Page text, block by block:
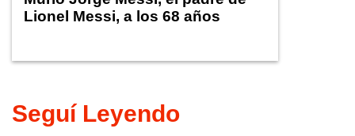
Lionel Messi, a los 68 años
Seguí Leyendo